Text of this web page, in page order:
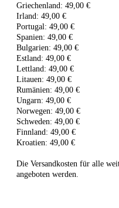
Griechenland: 49,00 €
Irland: 49,00 €
Portugal: 49,00 €
Spanien: 49,00 €
Bulgarien: 49,00 €
Estland: 49,00 €
Lettland: 49,00 €
Litauen: 49,00 €
Rumänien: 49,00 €
Ungarn: 49,00 €
Norwegen: 49,00 €
Schweden: 49,00 €
Finnland: 49,00 €
Kroatien: 49,00 €
Die Versandkosten für alle
angeboten werden.